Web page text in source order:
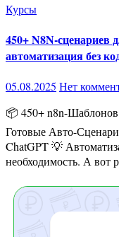
Курсы
450+ N8N-сценариев
автоматизация без
05.08.2025 Нет
📦 450+ n8n-Шаблонов, Которые Экономят Месяцы Работы!
Готовые Авто-
ChatGPT 💡
необходимость. А вот